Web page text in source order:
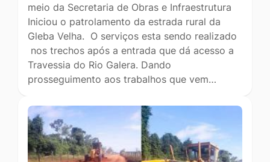
meio da Secretaria de Obras e Infraestrutura
Iniciou o patrolamento da estrada rural da
Gleba Velha. O serviços esta sendo realizado
nos trechos após a entrada que dá acesso a
Travessia do Rio Galera. Dando
prosseguimento aos trabalhos que vem…